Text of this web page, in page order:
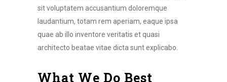
sit voluptatem accusantium doloremque
laudantium, totam rem aperiam, eaque ipsa
quae ab illo inventore veritatis et quasi
architecto beatae vitae dicta sunt explicabo.
What We Do Best